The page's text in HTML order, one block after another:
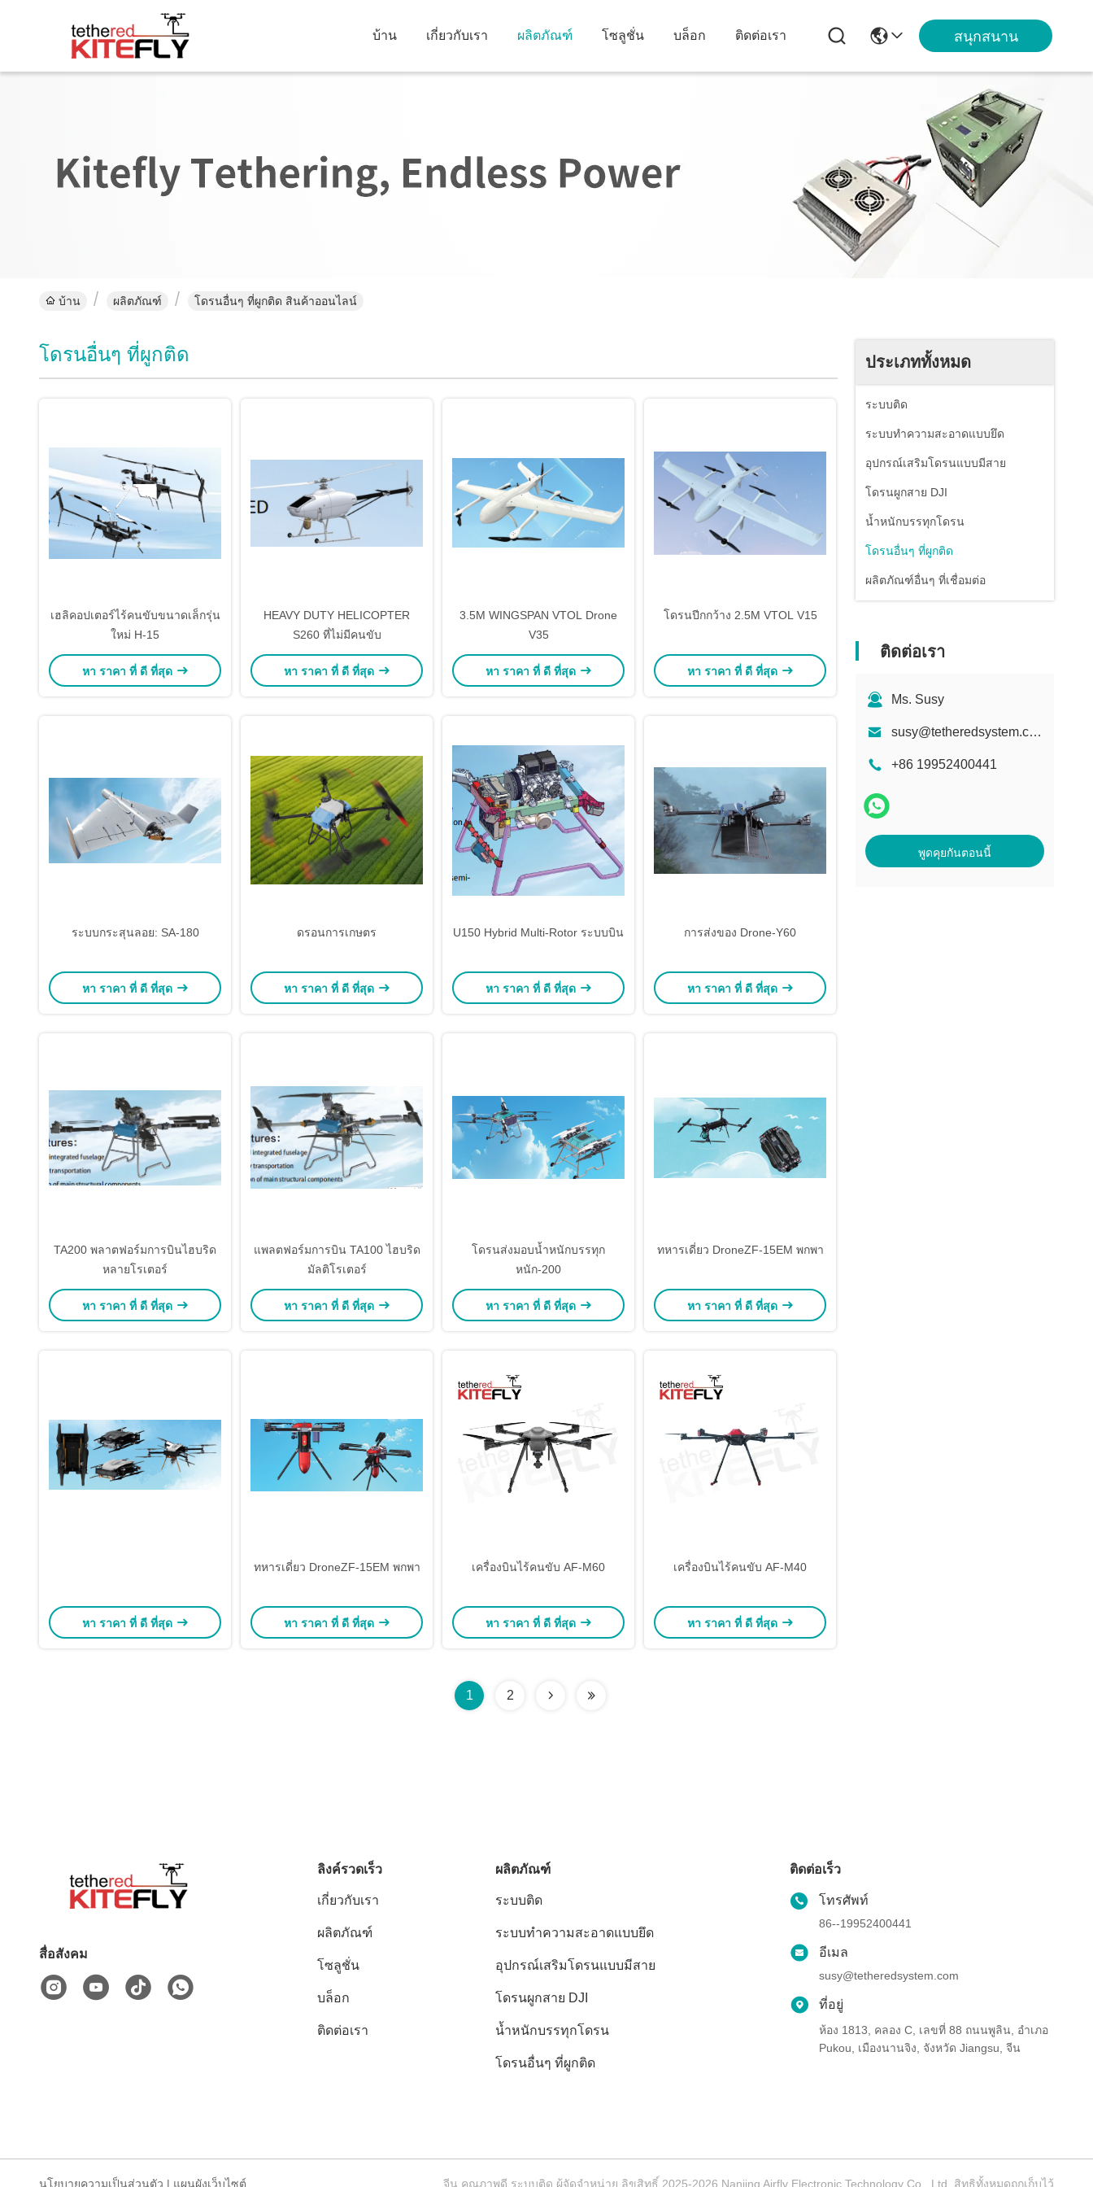
บ้าน เกี่ยวกับเรา ผลิตภัณฑ์ โซลูชั่น บล็อก ติดต่อเรา สนุกสนาน
บ้าน ผลิตภัณฑ์ โดรนอื่นๆ ที่ผูกติด สินค้าออนไลน์
ประเภททั้งหมด
ระบบติด
ระบบทำความสะอาดแบบยึด
อุปกรณ์เสริมโดรนแบบมีสาย
โดรนผูกสาย DJI
น้ำหนักบรรทุกโดรน
โดรนอื่นๆ ที่ผูกติด
ผลิตภัณฑ์อื่นๆ ที่เชื่อมต่อ
ติดต่อเรา
Ms. Susy
susy@tetheredsystem.com
+86 19952400441
พูดคุยกันตอนนี้
โดรนอื่นๆ ที่ผูกติด
เฮลิคอปเตอร์ไร้คนขับขนาดเล็กรุ่น
ใหม่ H-15
หา ราคา ที่ ดี ที่สุด
HEAVY DUTY HELICOPTER
S260 ที่ไม่มีคนขับ
หา ราคา ที่ ดี ที่สุด
3.5M WINGSPAN VTOL Drone
V35
หา ราคา ที่ ดี ที่สุด
โดรนปีกกว้าง 2.5M VTOL V15
หา ราคา ที่ ดี ที่สุด
ระบบกระสุนลอย: SA-180
หา ราคา ที่ ดี ที่สุด
ดรอนการเกษตร
หา ราคา ที่ ดี ที่สุด
U150 Hybrid Multi-Rotor ระบบบิน
หา ราคา ที่ ดี ที่สุด
การส่งของ Drone-Y60
หา ราคา ที่ ดี ที่สุด
TA200 พลาตฟอร์มการบินไฮบริด
หลายโรเตอร์
หา ราคา ที่ ดี ที่สุด
แพลตฟอร์มการบิน TA100 ไฮบริด
มัลติโรเตอร์
หา ราคา ที่ ดี ที่สุด
โดรนส่งมอบน้ำหนักบรรทุก
หนัก-200
หา ราคา ที่ ดี ที่สุด
ทหารเดี่ยว DroneZF-15EM พกพา
หา ราคา ที่ ดี ที่สุด
หา ราคา ที่ ดี ที่สุด
ทหารเดี่ยว DroneZF-15EM พกพา
หา ราคา ที่ ดี ที่สุด
เครื่องบินไร้คนขับ AF-M60
หา ราคา ที่ ดี ที่สุด
เครื่องบินไร้คนขับ AF-M40
หา ราคา ที่ ดี ที่สุด
1 2
สื่อสังคม
ลิงค์รวดเร็ว
เกี่ยวกับเรา
ผลิตภัณฑ์
โซลูชั่น
บล็อก
ติดต่อเรา
ผลิตภัณฑ์
ระบบติด
ระบบทำความสะอาดแบบยึด
อุปกรณ์เสริมโดรนแบบมีสาย
โดรนผูกสาย DJI
น้ำหนักบรรทุกโดรน
โดรนอื่นๆ ที่ผูกติด
ติดต่อเร็ว
โทรศัพท์
86--19952400441
อีเมล
susy@tetheredsystem.com
ที่อยู่
ห้อง 1813, คลอง C, เลขที่ 88 ถนนพูลิน, อําเภอ
Pukou, เมืองนานจิง, จังหวัด Jiangsu, จีน
นโยบายความเป็นส่วนตัว | แผนผังเว็บไซต์ จีน คุณภาพดี ระบบติด ผู้จัดจําหน่าย.ลิขสิทธิ์ 2025-2026 Nanjing Airfly Electronic Technology Co., Ltd. สิทธิทั้งหมดถูกเก็บไว้